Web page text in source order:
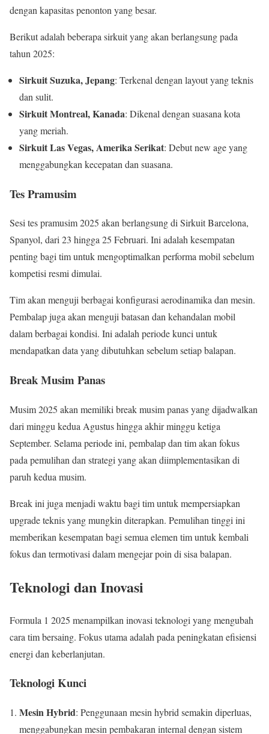
dengan kapasitas penonton yang besar.
Berikut adalah beberapa sirkuit yang akan berlangsung pada
tahun 2025:
Sirkuit Suzuka, Jepang: Terkenal dengan layout yang teknis
dan sulit.
Sirkuit Montreal, Kanada: Dikenal dengan suasana kota
yang meriah.
Sirkuit Las Vegas, Amerika Serikat: Debut new age yang
menggabungkan kecepatan dan suasana.
Tes Pramusim
Sesi tes pramusim 2025 akan berlangsung di Sirkuit Barcelona,
Spanyol, dari 23 hingga 25 Februari. Ini adalah kesempatan
penting bagi tim untuk mengoptimalkan performa mobil sebelum
kompetisi resmi dimulai.
Tim akan menguji berbagai konfigurasi aerodinamika dan mesin.
Pembalap juga akan menguji batasan dan kehandalan mobil
dalam berbagai kondisi. Ini adalah periode kunci untuk
mendapatkan data yang dibutuhkan sebelum setiap balapan.
Break Musim Panas
Musim 2025 akan memiliki break musim panas yang dijadwalkan
dari minggu kedua Agustus hingga akhir minggu ketiga
September. Selama periode ini, pembalap dan tim akan fokus
pada pemulihan dan strategi yang akan diimplementasikan di
paruh kedua musim.
Break ini juga menjadi waktu bagi tim untuk mempersiapkan
upgrade teknis yang mungkin diterapkan. Pemulihan tinggi ini
memberikan kesempatan bagi semua elemen tim untuk kembali
fokus dan termotivasi dalam mengejar poin di sisa balapan.
Teknologi dan Inovasi
Formula 1 2025 menampilkan inovasi teknologi yang mengubah
cara tim bersaing. Fokus utama adalah pada peningkatan efisiensi
energi dan keberlanjutan.
Teknologi Kunci
Mesin Hybrid: Penggunaan mesin hybrid semakin diperluas,
menggabungkan mesin pembakaran internal dengan sistem